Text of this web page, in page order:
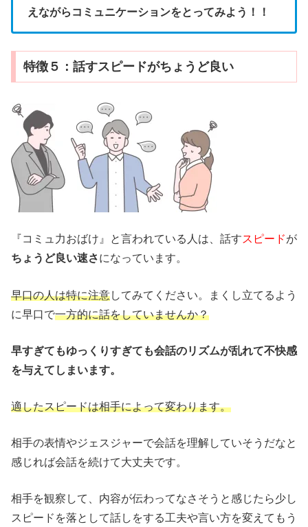
えながらコミュニケーションをとってみよう！！
特徴５：話すスピードがちょうど良い
『コミュ力おばけ』と言われている人は、話すスピードが
ちょうど良い速さになっています。
早口の人は特に注意してみてください。まくし立てるよう
に早口で一方的に話をしていませんか？
早すぎてもゆっくりすぎても会話のリズムが乱れて不快感
を与えてしまいます。
適したスピードは相手によって変わります。
相手の表情やジェスジャーで会話を理解していそうだなと
感じれば会話を続けて大丈夫です。
相手を観察して、内容が伝わってなさそうと感じたら少し
スピードを落として話しをする工夫や言い方を変えてもう